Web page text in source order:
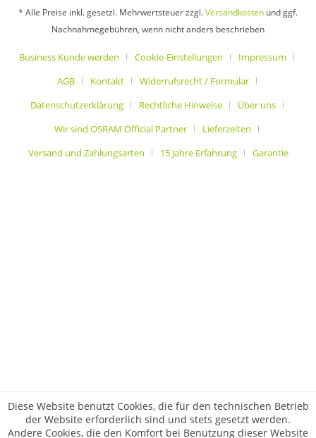
* Alle Preise inkl. gesetzl. Mehrwertsteuer zzgl.Versandkosten und ggf.
Nachnahmegebühren, wenn nicht anders beschrieben
Business Kunde werden Cookie-Einstellungen
Impressum
AGB
Kontakt
Widerrufsrecht / Formular
Datenschutzerklärung
Rechtliche Hinweise
Über uns
Wir sind OSRAM Official Partner
Lieferzeiten
Versand und Zahlungsarten
15 Jahre Erfahrung Garantie
Diese Website benutzt Cookies, die für den technischen Betrieb
der Website erforderlich sind und stets gesetzt werden.
Andere Cookies, die den Komfort bei Benutzung dieser Website